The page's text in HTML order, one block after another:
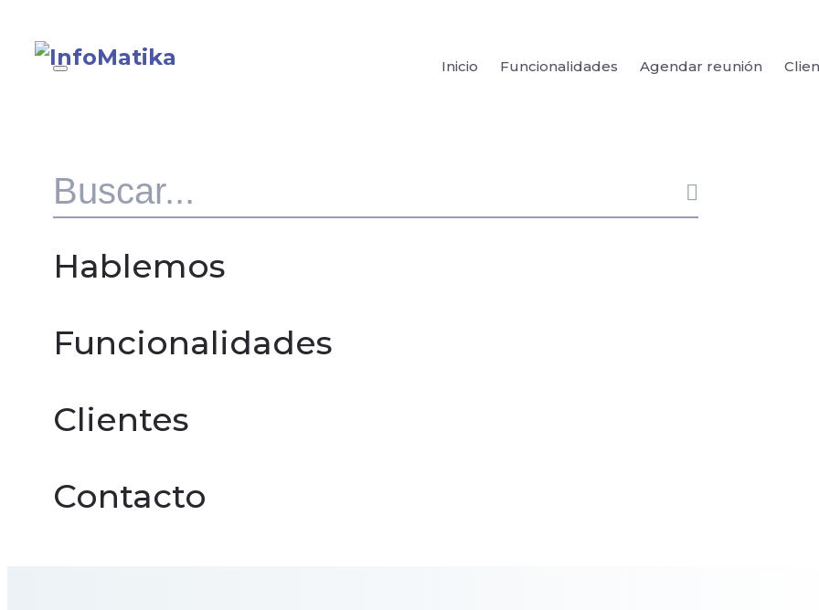
Inicio Funcionalidades Agendar reunión
Hablemos
Funcionalidades
Clientes
Contacto